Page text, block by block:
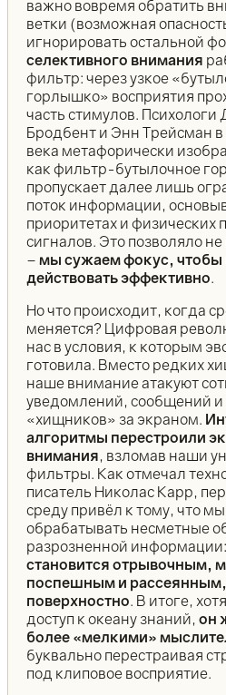
важно вовремя обратить
ветки (возможная
игнорировать остальной
селективного внимания
фильтр: через узкое
горлышко» восприятия
часть стимулов. Психологи
Бродбент и Энн Трейсман в
века метафорически
как фильтр-бутылочное
пропускает далее лишь
поток информации,
приоритетах и физических
сигналов. Это позволяло не
– мы сужаем фокус, чтобы
действовать эффективно.
Но что происходит, когда
меняется? Цифровая
нас в условия, к которым
готовила. Вместо редких
наше внимание атакуют
уведомлений, сообщений и
«хищников» за экраном.
алгоритмы перестроили
внимания, взломав наши
фильтры. Как отмечал
писатель Николас Карр,
среду привёл к тому, что
обрабатывать несметные
разрозненной информации:
становится отрывочным,
поспешным и
поверхностно. В итоге,
доступ к океану знаний, он
более «мелкими»
буквально перестраивая
под клиповое восприятие.